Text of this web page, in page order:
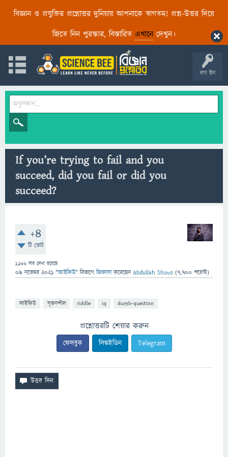
বিজ্ঞান ও প্রযুক্তির প্রশ্নোত্তর দুনিয়ায় আপনাকে স্বাগতম! প্রশ্ন-উত্তর দিয়ে
জিতে নিন পুরস্কার, বিস্তারিত এখানেদেখুন।
লগ ইন
If you’re trying to fail and you
succeed, did you fail or did you
succeed?
+4
টি ভোট
1,166 বার দেখা হয়েছে
09 নভেম্বর 2021 "আইকিউ" বিভাগে জিজ্ঞাসাকরেছেনAbdullah Shuvo (7,700 পয়েন্ট)
আইকিউ সৃজনশীল riddle iq dumb-question
প্রশ্নোত্তরটি শেয়ার করুন
ফেসবুক লিঙ্কইডিন Telegram